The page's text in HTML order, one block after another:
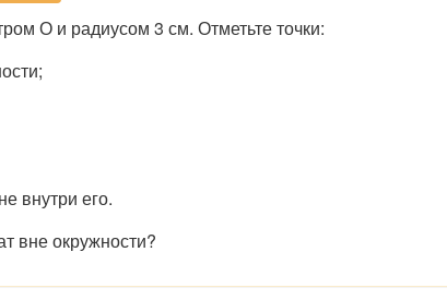
О и радиусом 3 см. Отметьте точки:
внутри его.
вне окружности?